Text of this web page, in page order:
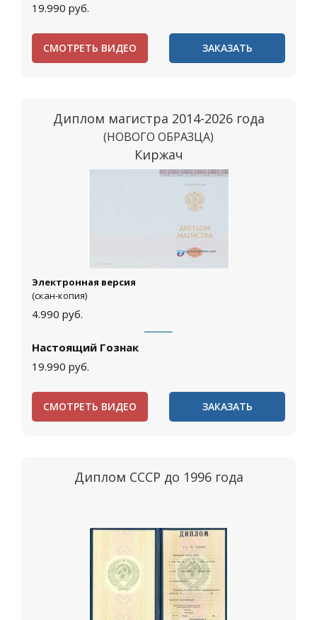
19.990 руб.
СМОТРЕТЬ ВИДЕО ЗАКАЗАТЬ
Диплом магистра 2014-2026 года
(НОВОГО ОБРАЗЦА)
Киржач
Электронная версия
(скан-копия)
4.990 руб.
Настоящий Гознак
19.990 руб.
СМОТРЕТЬ ВИДЕО ЗАКАЗАТЬ
Диплом СССР до 1996 года